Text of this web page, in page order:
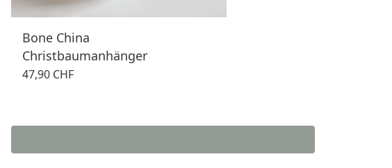
Bone China
Christbaumanhänger
47,90 CHF